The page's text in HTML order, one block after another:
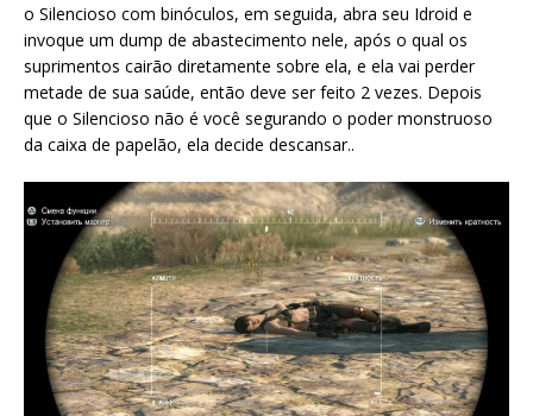
o Silencioso com binóculos, em seguida, abra seu Idroid e
invoque um dump de abastecimento nele, após o qual os
suprimentos cairão diretamente sobre ela, e ela vai perder
metade de sua saúde, então deve ser feito 2 vezes. Depois
que o Silencioso não é você segurando o poder monstruoso
da caixa de papelão, ela decide descansar..